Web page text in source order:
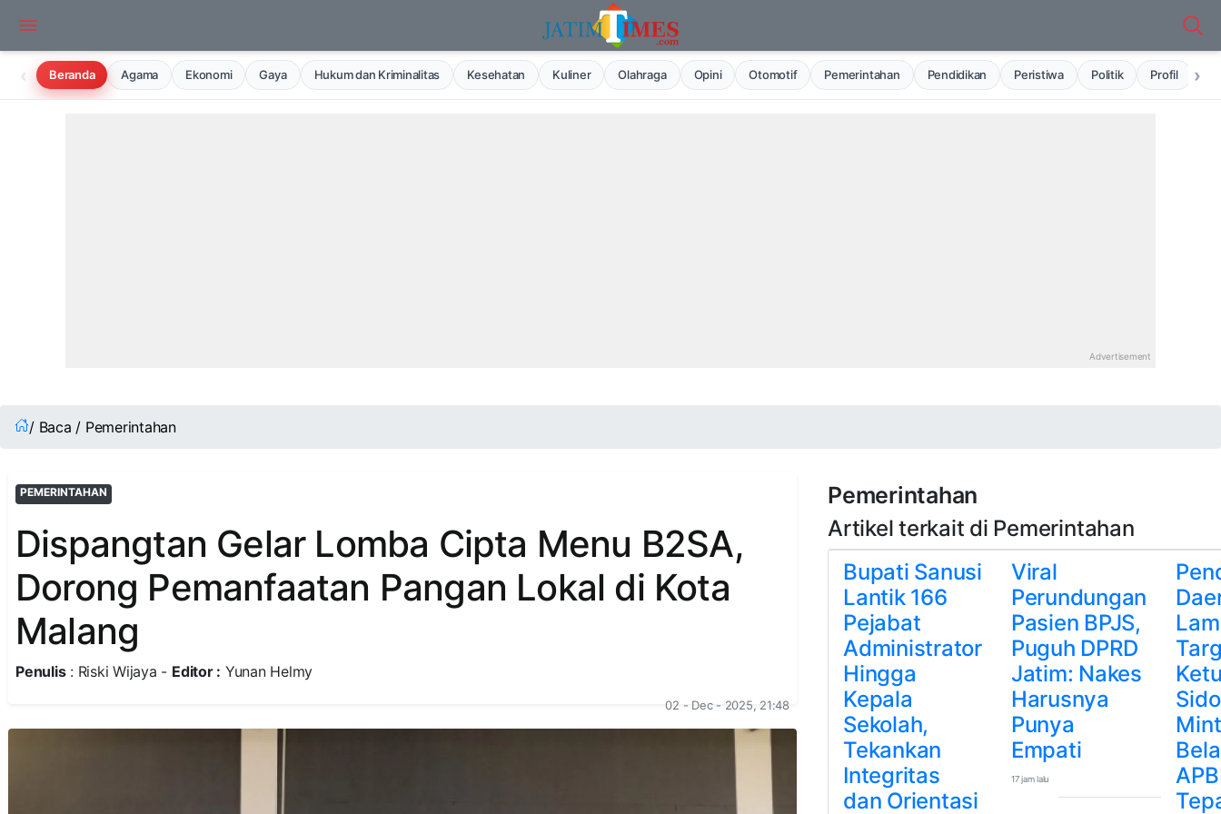
‹ Beranda Agama Ekonomi Gaya Hukum dan Kriminalitas Kesehatan Kuliner Olahraga Opini Otomotif Pemerintahan Pendidikan Peristiwa Politik Profil ›
/ Baca / Pemerintahan
PEMERINTAHAN
Dispangtan Gelar Lomba Cipta Menu B2SA,
Dorong Pemanfaatan Pangan Lokal di Kota
Malang
Penulis: Riski Wijaya - Editor : Yunan Helmy
02 - Dec - 2025, 21:48
Pemerintahan
Artikel terkait di Pemerintahan
Bupati Sanusi
Lantik 166
Pejabat
Administrator
Hingga
Kepala
Sekolah,
Tekankan
Integritas
dan Orientasi
Viral
Perundungan
Pasien BPJS,
Puguh DPRD
Jatim: Nakes
Harusnya
Punya
Empati
17 jam lalu